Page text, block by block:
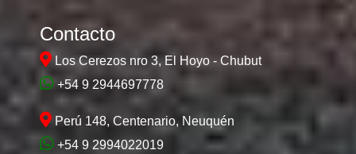
Contacto
Los Cerezos nro 3, El Hoyo - Chubut
+54 9 2944697778
Perú 148, Centenario, Neuquén
+54 9 2994022019